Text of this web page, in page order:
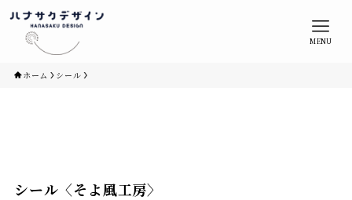
MENU
ホーム シール
シール〈そよ風工房〉